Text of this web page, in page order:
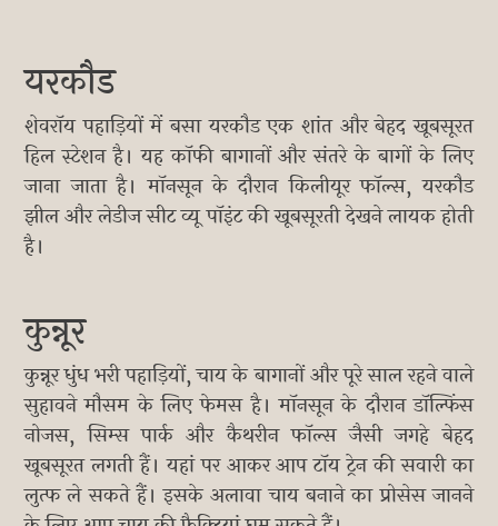
यरकौड
शेवरॉय पहाड़ियों में बसा यरकौड एक शांत और बेहद खूबसूरत
हिल स्टेशन है। यह कॉफी बागानों और संतरे के बागों के लिए
जाना जाता है। मॉनसून के दौरान किलीयूर फॉल्स, यरकौड
झील और लेडीज सीट व्यू पॉइंट की खूबसूरती देखने लायक होती
है।
कुन्नूर
कुन्नूर धुंध भरी पहाड़ियों, चाय के बागानों और पूरे साल रहने वाले
सुहावने मौसम के लिए फेमस है। मॉनसून के दौरान डॉल्फिंस
नोजस, सिम्स पार्क और कैथरीन फॉल्स जैसी जगहे बेहद
खूबसूरत लगती हैं। यहां पर आकर आप टॉय ट्रेन की सवारी का
लुत्फ ले सकते हैं। इसके अलावा चाय बनाने का प्रोसेस जानने